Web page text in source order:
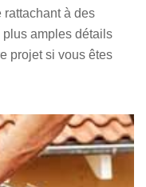
rattachant à des
amples détails
projet si vous êtes